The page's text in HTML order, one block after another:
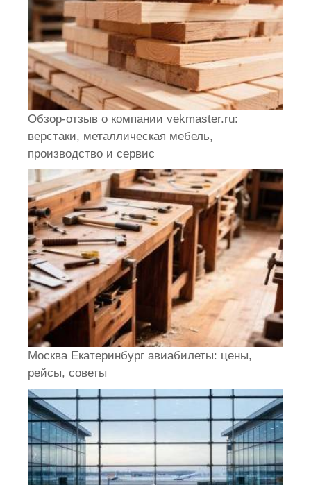
Обзор-отзыв о компании vekmaster.ru:
верстаки, металлическая мебель,
производство и сервис
Москва Екатеринбург авиабилеты: цены,
рейсы, советы